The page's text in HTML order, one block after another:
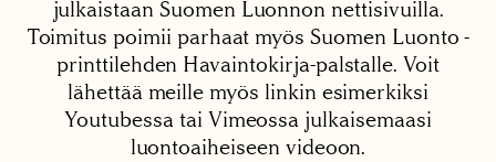
julkaistaan Suomen Luonnon nettisivuilla.
Toimitus poimii parhaat myös Suomen Luonto -
printtilehden Havaintokirja-palstalle. Voit
lähettää meille myös linkin esimerkiksi
Youtubessa tai Vimeossa julkaisemaasi
luontoaiheiseen videoon.